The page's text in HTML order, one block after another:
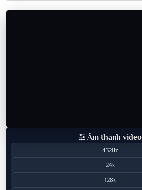
Âm thanh video
432Hz
24k
128k